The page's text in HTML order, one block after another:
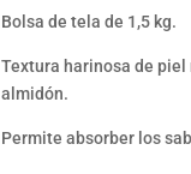
Bolsa de tela de 1,5 kg.
Textura harinosa de
almidón.
Permite absorber los